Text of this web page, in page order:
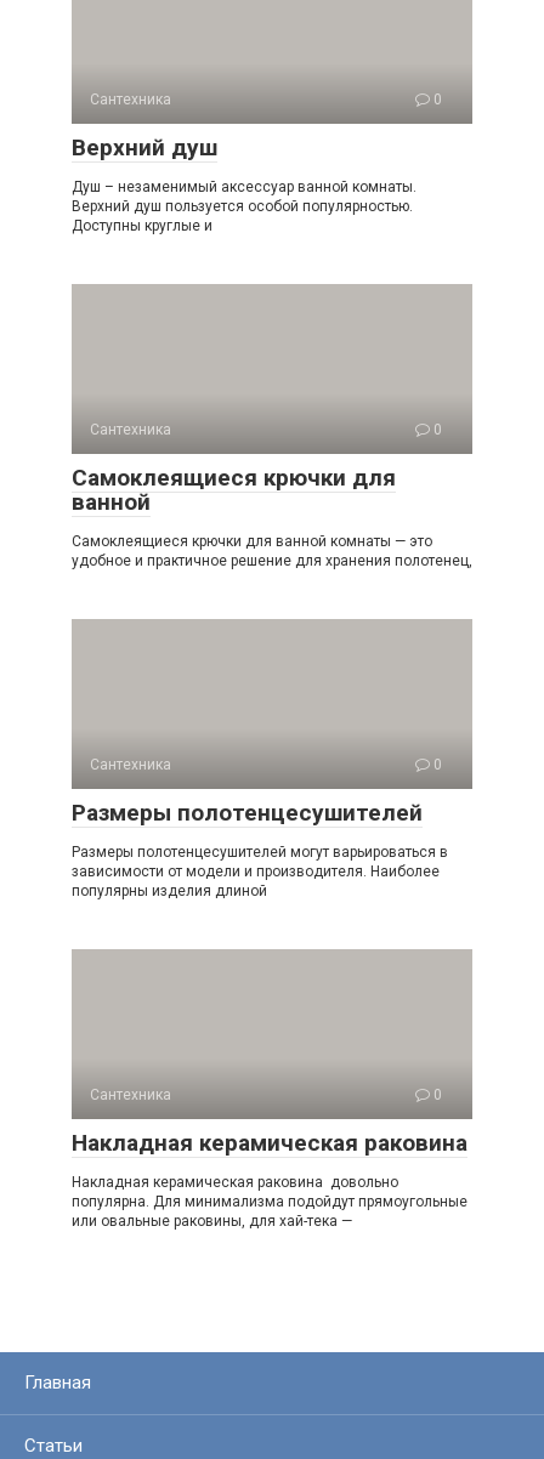
Сантехника 0
Верхний душ
Душ – незаменимый аксессуар ванной комнаты.
Верхний душ пользуется особой популярностью.
Доступны круглые и
Сантехника 0
Самоклеящиеся крючки для
ванной
Самоклеящиеся крючки для ванной комнаты — это
удобное и практичное решение для хранения полотенец,
Сантехника 0
Размеры полотенцесушителей
Размеры полотенцесушителей могут варьироваться в
зависимости от модели и производителя. Наиболее
популярны изделия длиной
Сантехника 0
Накладная керамическая раковина
Накладная керамическая раковина довольно
популярна. Для минимализма подойдут прямоугольные
или овальные раковины, для хай-тека —
Главная
Статьи